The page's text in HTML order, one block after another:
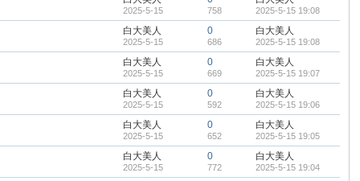
2025-5-15 758 2025-5-15 19:08
白大美人
2025-5-15
0
686
白大美人
2025-5-15 19:08
白大美人
2025-5-15
0
669
白大美人
2025-5-15 19:07
白大美人
2025-5-15
0
592
白大美人
2025-5-15 19:06
白大美人
2025-5-15
0
652
白大美人
2025-5-15 19:05
白大美人
2025-5-15
0
772
白大美人
2025-5-15 19:04